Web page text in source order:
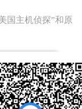
国主机侦探”和原